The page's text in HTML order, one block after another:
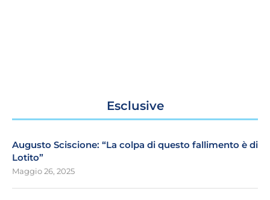
Esclusive
Augusto Sciscione: “La colpa di questo fallimento è di
Lotito”
Maggio 26, 2025